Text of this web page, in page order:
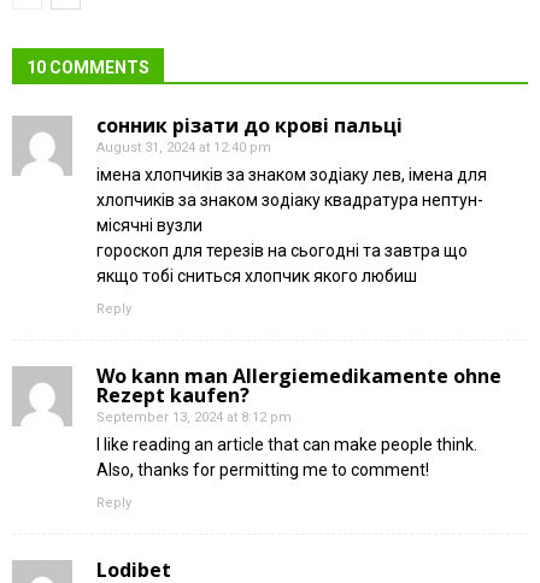
10 COMMENTS
сонник різати до крові пальці
August 31, 2024 at 12:40 pm
імена хлопчиків за знаком зодіаку лев, імена для
хлопчиків за знаком зодіаку квадратура нептун-
місячні вузли
гороскоп для терезів на сьогодні та завтра що
якщо тобі сниться хлопчик якого любиш
Reply
Wo kann man Allergiemedikamente ohne
Rezept kaufen?
September 13, 2024 at 8:12 pm
I like reading an article that can make people think.
Also, thanks for permitting me to comment!
Reply
Lodibet